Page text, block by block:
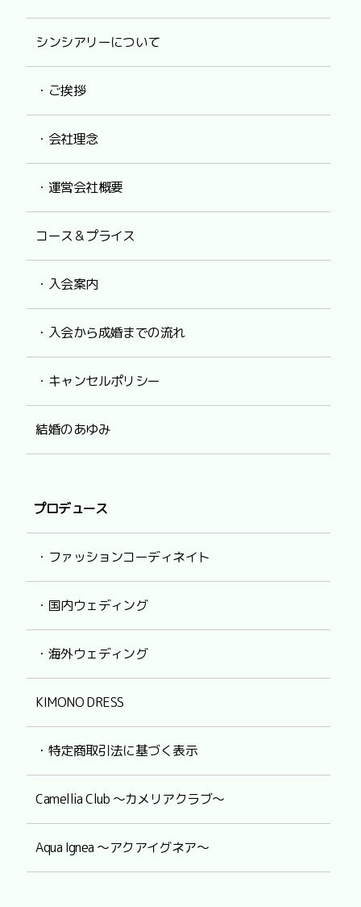
シンシアリーについて
・ご挨拶
・会社理念
・運営会社概要
コース＆プライス
・入会案内
・入会から成婚までの流れ
・キャンセルポリシー
結婚のあゆみ
プロデュース
・ファッションコーディネイト
・国内ウェディング
・海外ウェディング
KIMONO DRESS
・特定商取引法に基づく表示
Camellia Club ～カメリアクラブ～
Aqua Ignea ～アクアイグネア～